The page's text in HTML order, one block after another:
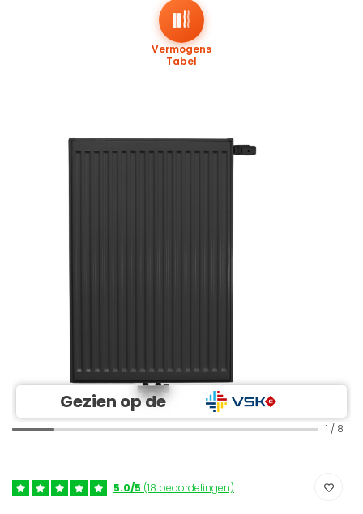
Gezien op de
Vermogens
Tabel
1 / 8
5.0/5 (18 beoordelingen)